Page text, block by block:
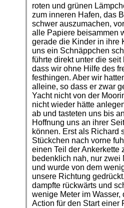
roten und grünen
zum inneren Hafen, das
schwer auszumachen,
alle Papiere beisammen
gerade die Kinder in ihre
uns ein Schnäppchen
führte direkt unter die
dass wir ohne Hilfe des
festhingen. Aber wir
alleine, so dass er zwar
Yacht nicht von der
nicht wieder hätte
ab und tasteten uns bis
Hoffnung uns an ihrer
können. Erst als Richard
Stückchen nach vorne
einen Teil der Ankerkette
bedenklich nah, nur zwei
und wurde von dem
unsere Richtung
dampfte rückwärts und
wenige Meter im
Action für den Start einer